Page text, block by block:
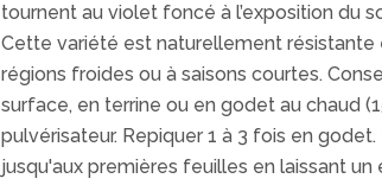
tournent au violet foncé à l’exposition du
Cette variété est naturellement
régions froides ou à saisons courtes.
surface, en terrine ou en godet au chaud
pulvérisateur. Repiquer 1 à 3 fois en
jusqu'aux premières feuilles en laissant